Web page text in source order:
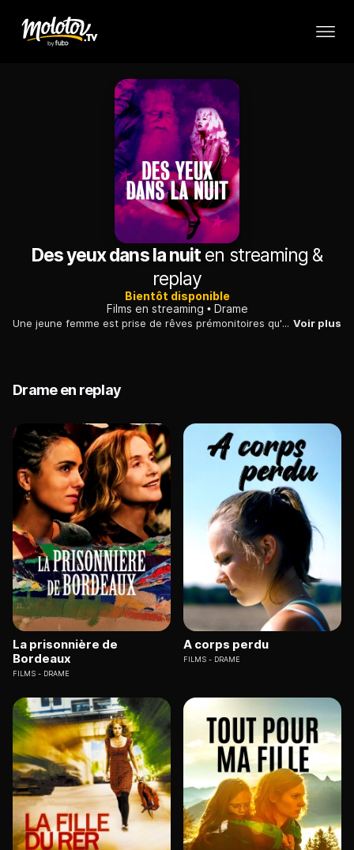
Des yeux dans la nuiten streaming &
replay
Bientôt disponible
Films en streaming
Drame
Une jeune femme est prise de rêves prémonitoires qu'elle ne parvient pas à expliquer. Elle comprend vite qu'elle va pouvoir aider la police dans une enquête. Voir plus
Drame en replay
La prisonnière de
Bordeaux
FILMS DRAME
A corps perdu
FILMS DRAME